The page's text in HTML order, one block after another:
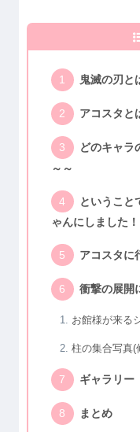
鬼滅の刃と
アコスタと
どのキャラ
～～
ということ
ゃんにしました！
アコスタに
衝撃の展開
お館様が来る
柱の集合写真(
ギャラリー
まとめ